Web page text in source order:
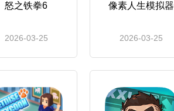
怒之铁拳6
2026-03-25
像素人生模拟器
2026-03-25